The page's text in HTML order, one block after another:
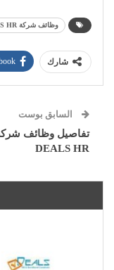
وظائف شركة DEALS HR
شارك
السابق بوست
تفاصيل وظائف
DEALS HR